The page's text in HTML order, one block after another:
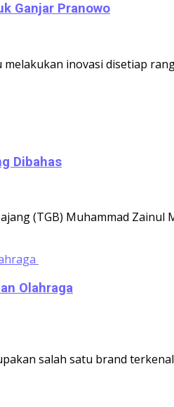
Ganjar Pranowo
melakukan inovasi disetiap
Dibahas
(TGB) Muhammad Zainul
Olahraga
salah satu brand